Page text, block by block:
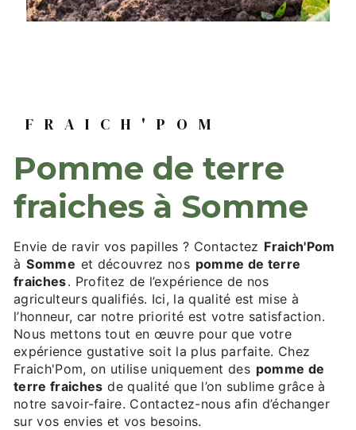
FRAICH'POM
pomme de terre
fraiches à Somme
Envie de ravir vos papilles ? Contactez Fraich'Pom
à Somme et découvrez nos pomme de terre
fraiches. Profitez de l’expérience de nos
agriculteurs qualifiés. Ici, la qualité est mise à
l’honneur, car notre priorité est votre satisfaction.
Nous mettons tout en œuvre pour que votre
expérience gustative soit la plus parfaite. Chez
Fraich'Pom, on utilise uniquement des pomme de
terre fraiches de qualité que l’on sublime grâce à
notre savoir-faire. Contactez-nous afin d’échanger
sur vos envies et vos besoins.